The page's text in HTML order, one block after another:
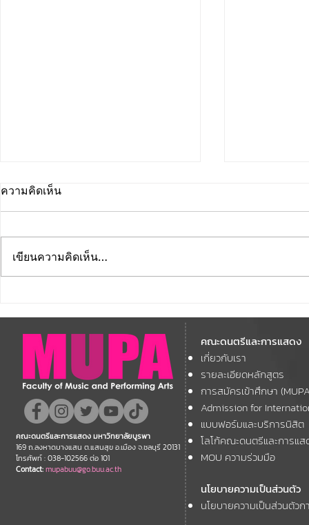
เก่าทุกรุ่น ทุกยุค ร่วมงาน BUU
ALUMNI CONCERT 2026
คอนเสิร์ตการกุศล คืนสู่เหย้า
ศิษย์เก่าเทา-ทอง
และผู้ที่รักใ
สัมผัสความ
"SEA WIND
ความคิดเห็น
เขียนความคิดเห็น…
คณะดนตรีและการแสดง
เกี่ยวกับเรา
รายละเอียดหลักสูตร
การสมัครเข้าศึกษา
Admission for
แบบฟอร์มและบริการนิสิต
โลโก้คณะดนตรีและการแส
MOU ความร่วมมือ
นโยบายความเป็นส่วนตัว
นโยบายความเป็นส่วนตัว
คณะดนตรีและการแสดง มหาวิทยาลัยบูรพา
169 ถ.ลงหาดบางแสน ต.แสนสุข อ.เมือง จ.ชลบุรี 20131
โทรศัพท์ : 038-102566 ต่อ 101
Contact:mupabuu@go.buu.ac.th